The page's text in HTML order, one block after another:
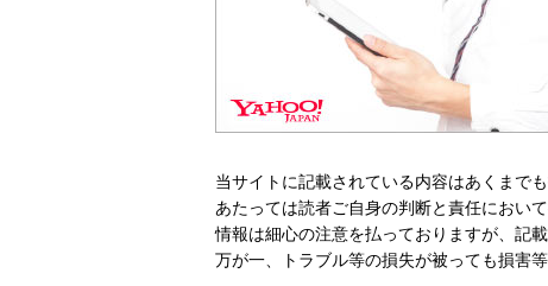
当サイトに記載されている内容はあくまで
あたっては読者ご自身の判断と責任におい
情報は細心の注意を払っておりますが、記
万が一、トラブル等の損失が被っても損害